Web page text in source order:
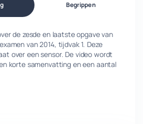
Begrippen
de zesde en laatste opgave van
van 2014, tijdvak 1. Deze
over een sensor. De video wordt
korte samenvatting en een aantal